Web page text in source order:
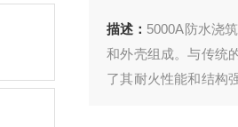
描述： 5000A防水浇
和外壳组成。与传统
了其耐火性能和结构